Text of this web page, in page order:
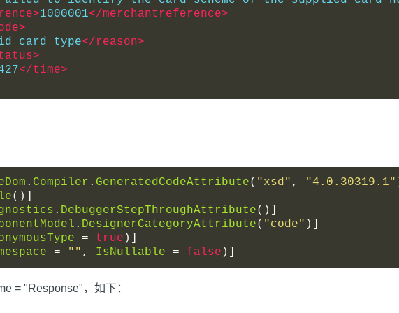
1000001</merchantreference>
card type</reason>
</time>
. Compiler . GeneratedCodeAttribute( "xsd" , "4.0.30319.1"
()]
. DebuggerStepThroughAttribute()]
. DesignerCategoryAttribute( "code" )]
= true )]
= "" , IsNullable = false )]
= "Response"，如下：